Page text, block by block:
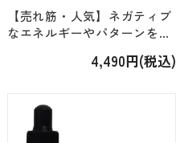
【売れ筋・人気】ネガティブ
なエネルギーやパターンを取
気/Kit4/Kit26＞「178.シャ
ョン」[15ml]
4,490円(税込)